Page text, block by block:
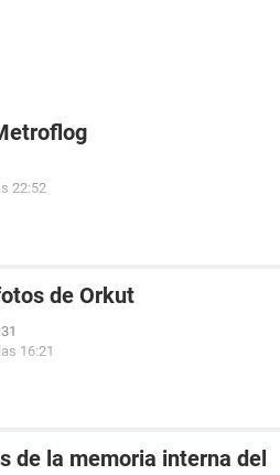
22:52
de Orkut
16:21
de la memoria interna del